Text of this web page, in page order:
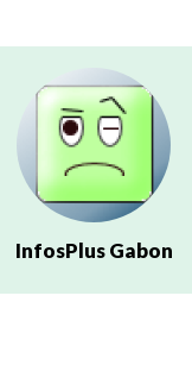
InfosPlus Gabon